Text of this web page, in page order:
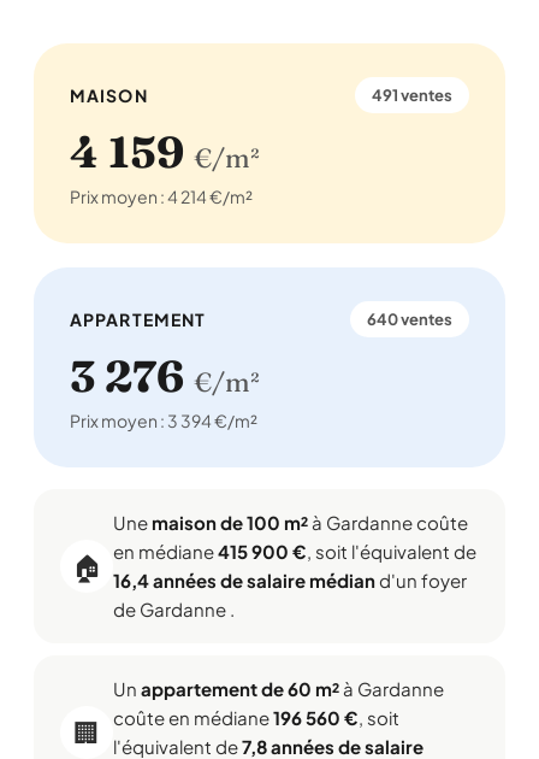
MAISON 491 ventes
4 159 €/m²
Prix moyen : 4 214 €/m²
APPARTEMENT 640 ventes
3 276 €/m²
Prix moyen : 3 394 €/m²
🏠
Une maison de 100 m² à Gardanne coûte
en médiane415 900 €, soit l'équivalent de
16,4 années de salaire médiand'un foyer
de Gardanne .
🏢
Un appartement de 60 m² à Gardanne
coûte en médiane196 560 €, soit
l'équivalent de7,8 années de salaire